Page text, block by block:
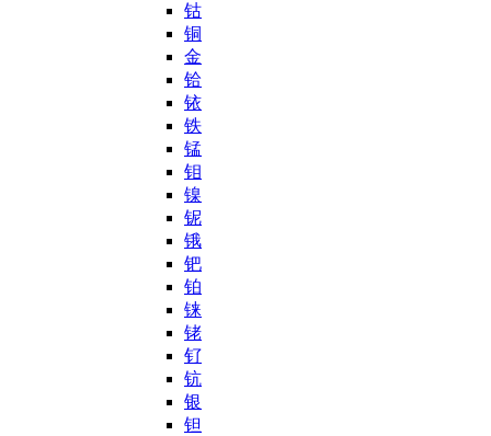
钴
铜
金
铪
铱
铁
锰
钼
镍
铌
锇
钯
铂
铼
铑
钌
钪
银
钽